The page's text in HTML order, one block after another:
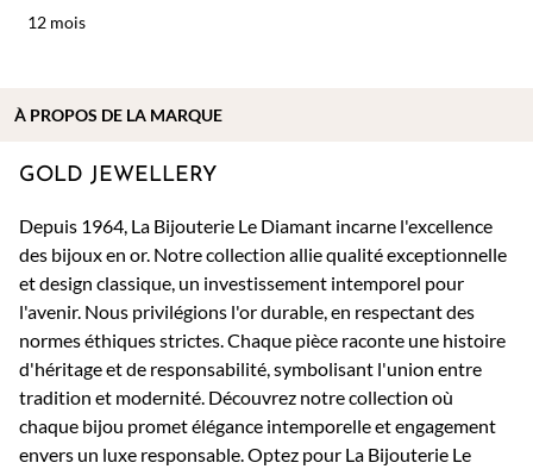
12 mois
GOLD JEWELLERY
Depuis 1964, La Bijouterie Le Diamant incarne l'excellence
des bijoux en or. Notre collection allie qualité exceptionnelle
et design classique, un investissement intemporel pour
l'avenir. Nous privilégions l'or durable, en respectant des
normes éthiques strictes. Chaque pièce raconte une histoire
d'héritage et de responsabilité, symbolisant l'union entre
tradition et modernité. Découvrez notre collection où
chaque bijou promet élégance intemporelle et engagement
envers un luxe responsable. Optez pour La Bijouterie Le
À PROPOS DE LA MARQUE